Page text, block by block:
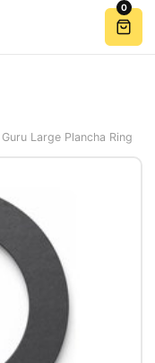
0
Large Plancha Ring